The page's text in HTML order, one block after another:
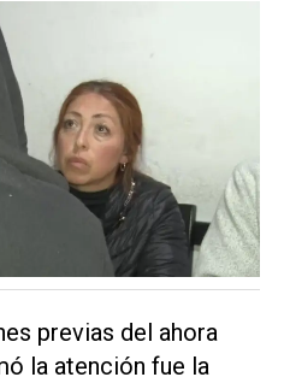
previas del ahora
la atención fue la